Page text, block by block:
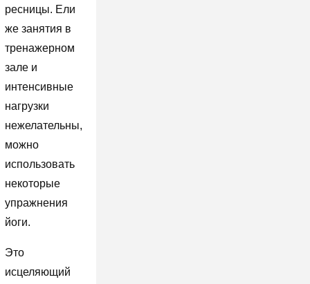
ресницы. Ели
же занятия в
тренажерном
зале и
интенсивные
нагрузки
нежелательны,
можно
использовать
некоторые
упражнения
йоги.
Это
исцеляющий